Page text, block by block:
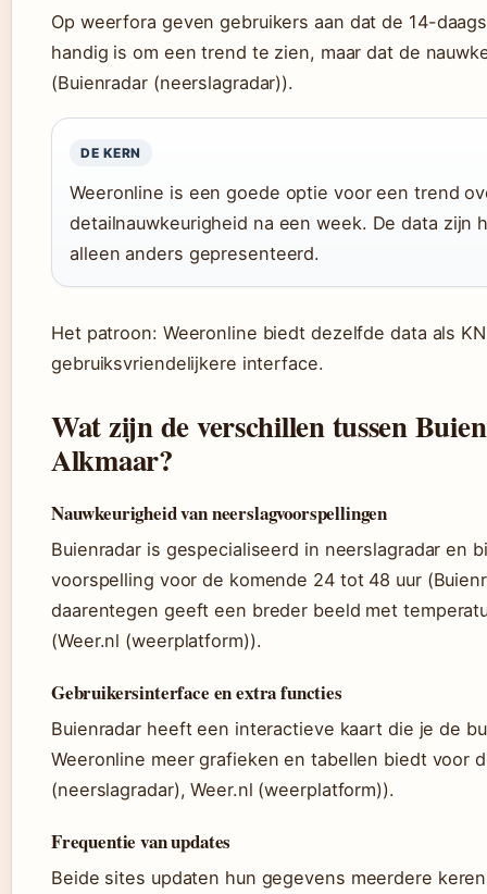
Op weerfora geven gebruikers aan dat de 14-
handig is om een trend te zien, maar dat de
(Buienradar (neerslagradar)).
DE KERN
Weeronline is een goede optie voor een trend
detailnauwkeurigheid na een week. De data zijn
alleen anders gepresenteerd.
Het patroon: Weeronline biedt dezelfde data als
gebruiksvriendelijkere interface.
Wat zijn de verschillen tussen
Alkmaar?
Nauwkeurigheid van neerslagvoorspellingen
Buienradar is gespecialiseerd in neerslagradar en
voorspelling voor de komende 24 tot 48 uur
daarentegen geeft een breder beeld met
(Weer.nl (weerplatform)).
Gebruikersinterface en extra functies
Buienradar heeft een interactieve kaart die je de
Weeronline meer grafieken en tabellen biedt voor
(neerslagradar), Weer.nl (weerplatform)).
Frequentie van updates
Beide sites updaten hun gegevens meerdere